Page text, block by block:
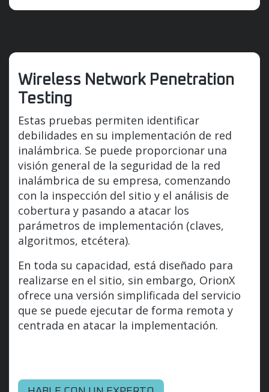
Wireless Network Penetration
Testing
Estas pruebas permiten identificar
debilidades en su implementación de red
inalámbrica. Se puede proporcionar una
visión general de la seguridad de la red
inalámbrica de su empresa, comenzando
con la inspección del sitio y el análisis de
cobertura y pasando a atacar los
parámetros de implementación (claves,
algoritmos, etcétera).
En toda su capacidad, está diseñado para
realizarse en el sitio, sin embargo, OrionX
ofrece una versión simplificada del servicio
que se puede ejecutar de forma remota y
centrada en atacar la implementación.